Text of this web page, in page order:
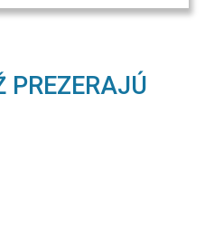
PREZERAJÚ